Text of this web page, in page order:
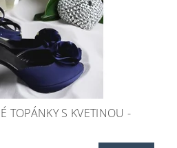
TOPÁNKY S KVETINOU -